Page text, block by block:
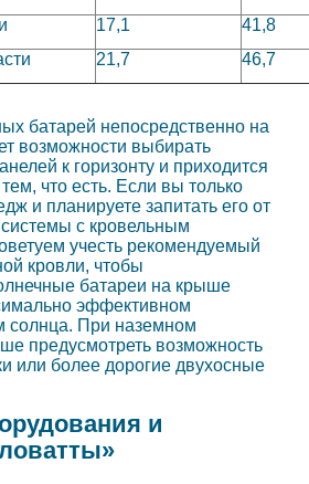
17,1
41,8
21,7 46,7
батарей непосредственно на
возможности выбирать
к горизонту и приходится
что есть. Если вы только
и планируете запитать его от
с кровельным
учесть рекомендуемый
кровли, чтобы
батареи на крыше
эффективном
солнца. При наземном
предусмотреть возможность
или более дорогие двухосные
и